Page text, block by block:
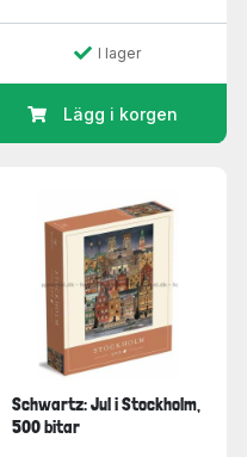
I lager
Lägg i korgen
Schwartz: Jul i Stockholm,
500 bitar